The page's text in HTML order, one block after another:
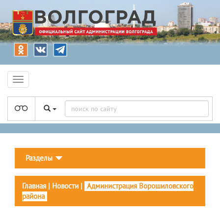
Разделы
Главная | Новости | Администрация Ворошиловского
района